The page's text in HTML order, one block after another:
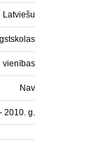
Latviešu
vienības
Nav
2010. g.